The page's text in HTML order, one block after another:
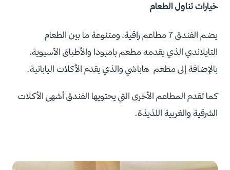
خيارات تناول الطعام
يضم الفندق 7 مطاعم راقية، ومتنوعة ما بين الطعام
التايلاندي الذي يقدمه مطعم بامبودا والأطباق الآسيوية،
بالإضافة إلى مطعم هاباشي والذي يقدم الأكلات اليابانية.
كما تقدم المطاعم الأخرى التي يحتويها الفندق أشهى الأكلات
الشرقية والغربية اللذيذة.